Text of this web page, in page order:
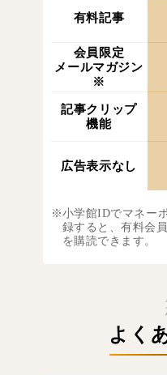
有料記事
会員限定
メールマガジン
※
記事クリップ
機能
広告表示なし
小学館IDでマネー
録すると、有料会
を購読できます。
よく